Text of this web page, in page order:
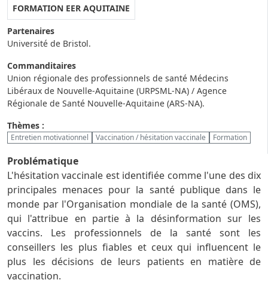
FORMATION EER AQUITAINE
Partenaires
Université de Bristol.
Commanditaires
Union régionale des professionnels de santé Médecins
Libéraux de Nouvelle-Aquitaine (URPSML-NA) / Agence
Régionale de Santé Nouvelle-Aquitaine (ARS-NA).
Thèmes :
Entretien motivationnel Vaccination / hésitation vaccinale Formation
Problématique
L'hésitation vaccinale est identifiée comme l'une des dix
principales menaces pour la santé publique dans le
monde par l'Organisation mondiale de la santé (OMS),
qui l'attribue en partie à la désinformation sur les
vaccins. Les professionnels de la santé sont les
conseillers les plus fiables et ceux qui influencent le
plus les décisions de leurs patients en matière de
vaccination.